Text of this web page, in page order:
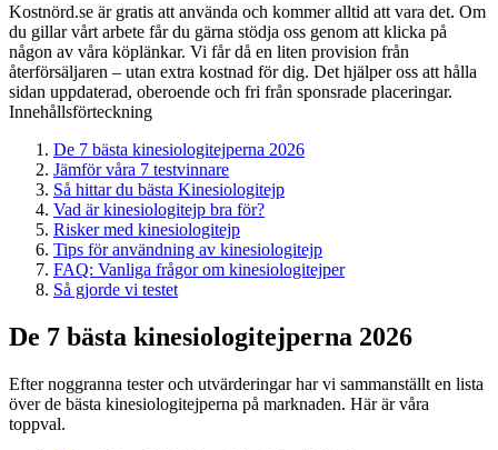
Kostnörd.se är gratis att använda och kommer alltid att vara det. Om
du gillar vårt arbete får du gärna stödja oss genom att klicka på
någon av våra köplänkar. Vi får då en liten provision från
återförsäljaren – utan extra kostnad för dig. Det hjälper oss att hålla
sidan uppdaterad, oberoende och fri från sponsrade placeringar.
Innehållsförteckning
De 7 bästa kinesiologitejperna 2026
Jämför våra 7 testvinnare
Så hittar du bästa Kinesiologitejp
Vad är kinesiologitejp bra för?
Risker med kinesiologitejp
Tips för användning av kinesiologitejp
FAQ: Vanliga frågor om kinesiologitejper
Så gjorde vi testet
De 7 bästa kinesiologitejperna 2026
Efter noggranna tester och utvärderingar har vi sammanställt en lista
över de bästa kinesiologitejperna på marknaden. Här är våra
toppval.